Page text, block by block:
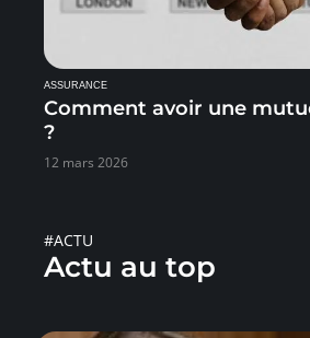
ASSURANCE
Comment avoir une
?
12 mars 2026
#ACTU
Actu au top